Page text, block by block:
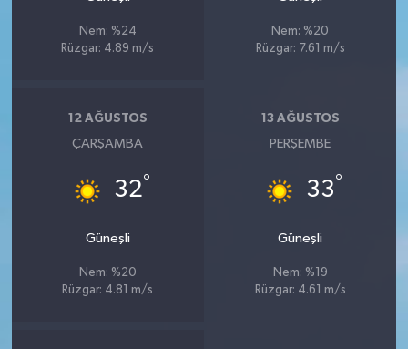
Nem: %24
Rüzgar: 4.89 m/s
Nem: %20
Rüzgar: 7.61 m/s
12 AĞUSTOS
ÇARŞAMBA
32°
Güneşli
Nem: %20
Rüzgar: 4.81 m/s
13 AĞUSTOS
PERŞEMBE
33°
Güneşli
Nem: %19
Rüzgar: 4.61 m/s